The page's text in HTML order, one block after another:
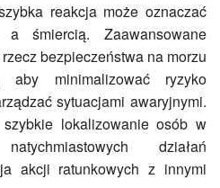
reakcja może oznaczać
śmiercią. Zaawansowane
bezpieczeństwa na morzu
aby minimalizować ryzyko
sytuacjami awaryjnymi.
lokalizowanie osób w
działań
akcji ratunkowych z innymi